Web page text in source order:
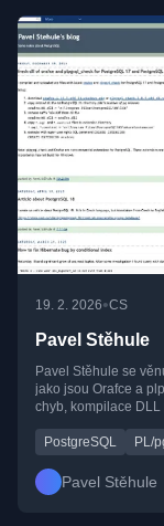
19. 2. 2026•CS
Pavel Stěhule
Pavel Stěhule se
jako jsou Orafce a
chyb, kompilace
PostgreSQL
PL/
Pavel Stěhule